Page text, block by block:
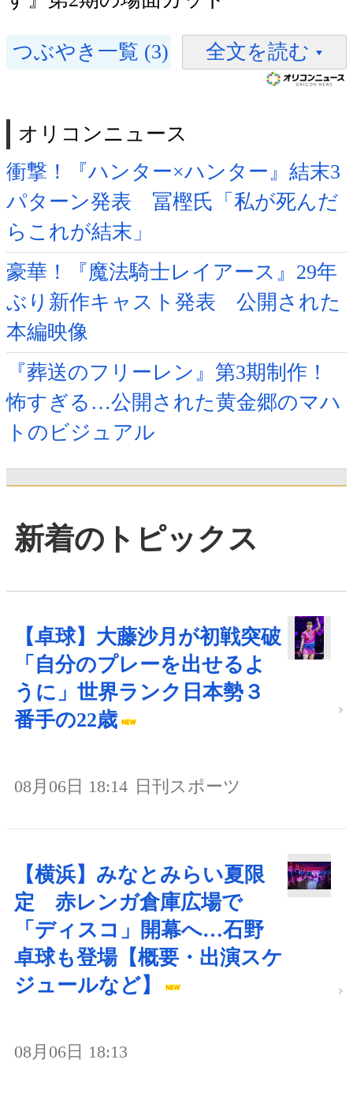
つぶやき一覧 (3) 全文を読む
オリコンニュース
衝撃！『ハンター×ハンター』結末3
パターン発表 冨樫氏「私が死んだ
らこれが結末」
豪華！『魔法騎士レイアース』29年
ぶり新作キャスト発表 公開された
本編映像
『葬送のフリーレン』第3期制作！
怖すぎる…公開された黄金郷のマハ
トのビジュアル
新着のトピックス
【卓球】大藤沙月が初戦突破
「自分のプレーを出せるよ
うに」世界ランク日本勢３
番手の22歳
08月06日 18:14 日刊スポーツ
【横浜】みなとみらい夏限
定 赤レンガ倉庫広場で
「ディスコ」開幕へ…石野
卓球も登場【概要・出演スケ
ジュールなど】
08月06日 18:13